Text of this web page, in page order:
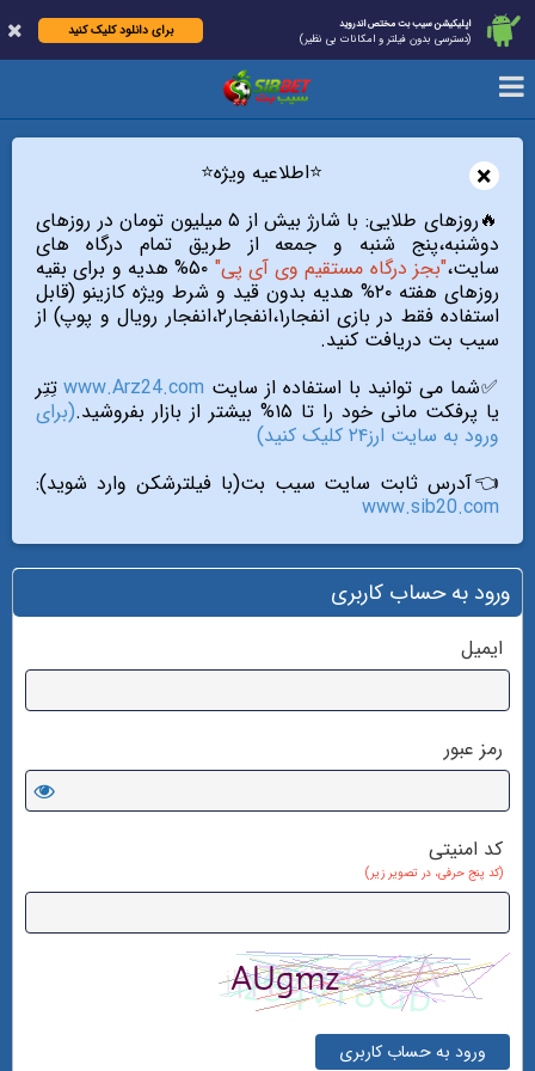
اپلیکیشن سیب بت مختص اندروید
(دسترسی بدون فیلتر و امکانات بی نظیر)
برای دانلود کلیک کنید
×
⭐️اطلاعیه ویژه⭐️
🔥روزهای طلایی: با شارژ بیش از ۵ میلیون تومان در روزهای
دوشنبه،پنج شنبه و جمعه از طریق تمام درگاه های
سایت،"بجز درگاه مستقیم وی آی پی"
۵۰% هدیه و برای بقیه
روزهای هفته ۲۰% هدیه بدون قید و شرط ویژه کازینو (قابل
استفاده فقط در بازی انفجار۱،انفجار۲،انفجار رویال و پوپ) از
سیب بت دریافت کنید.
✅شما می توانید با استفاده از سایت www.Arz24.com تِتِر
یا پرفکت مانی خود را تا ۱۵% بیشتر از بازار بفروشید.
(برای
ورود به سایت ارز۲۴ کلیک کنید)
👈آدرس ثابت سایت سیب بت(با فیلترشکن وارد شوید):
www.sib20.com
ورود به حساب کاربری
ایمیل
رمز عبور
کد امنیتی
(کد پنج حرفی، در تصویر زیر)
ورود به حساب کاربری